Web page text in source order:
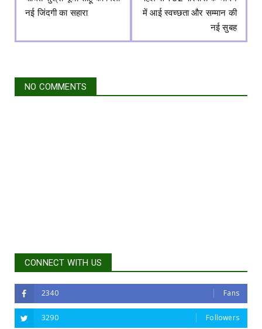
नई जिंदगी का सहारा
में आई स्वच्छता और सम्मान की
नई सुबह
NO COMMENTS
CONNECT WITH US
2340 Fans
3290 Followers